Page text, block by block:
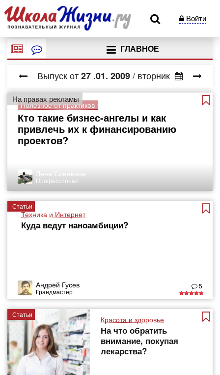
Войти
ГЛАВНОЕ
Выпуск от27 .01. 2009 / вторник
На правах рекламы
Полезное от практиков
Кто такие бизнес-ангелы и как
привлечь их к финансированию
проектов?
Лена Синявина
Профессионал
Статьи
Техника и Интернет
Куда ведут наноамбиции?
Андрей Гусев
Грандмастер
5
Статьи
Красота и здоровье
На что обратить
внимание, покупая
лекарства?